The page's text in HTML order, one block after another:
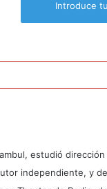
Introduce
estudió
independiente, y